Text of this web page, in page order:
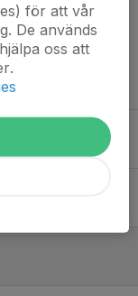
augusti
för att vår
De används
oss att